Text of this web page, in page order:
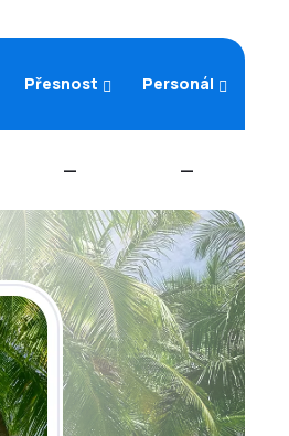
Přesnost Personál
— —